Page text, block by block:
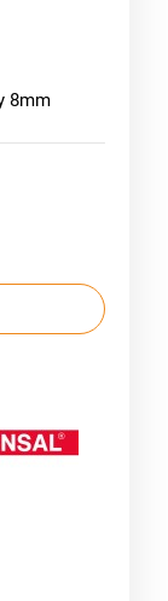
8mm